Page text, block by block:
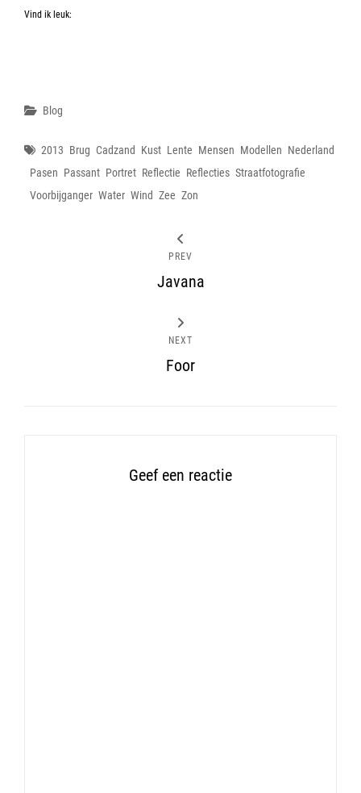
Vind ik leuk:
Categories
Blog
Tags
2013 Brug Cadzand Kust Lente Mensen Modellen Nederland
Pasen Passant Portret Reflectie Reflecties Straatfotografie
Voorbijganger Water Wind Zee Zon
PREV
Javana
NEXT
Foor
Geef een reactie